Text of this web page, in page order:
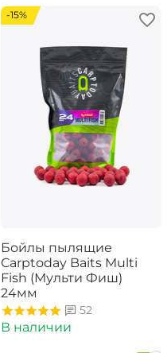
-15%
Бойлы пылящие
Carptoday Baits Multi
Fish (Мульти Фиш)
24мм
52
В наличии